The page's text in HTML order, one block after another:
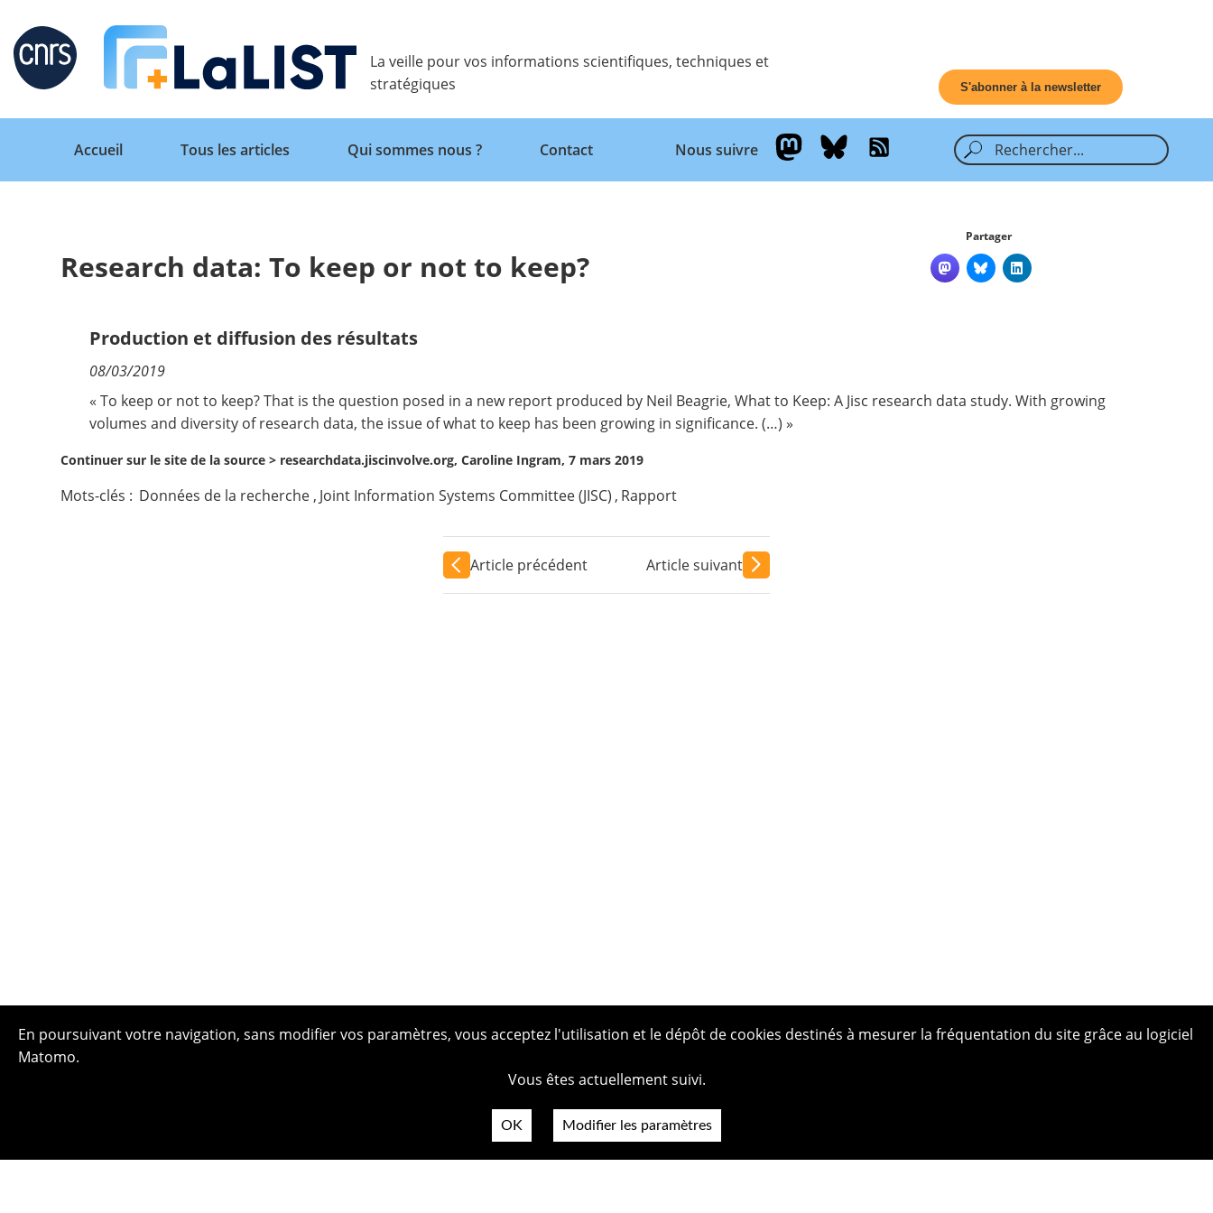
Retour
Accueil
Qui sommes nous ?
Nous suivre
La veille pour vos informations scientifiques, techniques et
stratégiques
S'abonner à la newsletter
Retour
Accueil
Tous les articles Qui sommes nous ? Contact Nous suivre
Research data: To keep or not to keep?
Partager
Production et diffusion des résultats
08/03/2019
« To keep or not to keep? That is the question posed in a new report produced by Neil Beagrie,What to Keep: A Jisc research data study. With growing
volumes and diversity of research data, the issue of what to keep has been growing in significance. (…) »
Continuer sur le site de la source > researchdata.jiscinvolve.org, Caroline Ingram, 7 mars 2019
Mots-clés : Données de la recherche , Joint Information Systems Committee (JISC) , Rapport
Article précédent Article suivant
En poursuivant votre navigation, sans modifier vos paramètres, vous acceptez l'utilisation et le dépôt de cookies destinés à mesurer la fréquentation du site grâce au logiciel
Matomo.
Vous êtes actuellement suivi.
OK Modifier les paramètres